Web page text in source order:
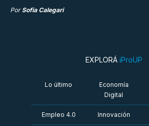
Por Sofia Calegari
EXPLORÁ iProUP
Lo último
Economía
Digital
Empleo 4.0 Innovación